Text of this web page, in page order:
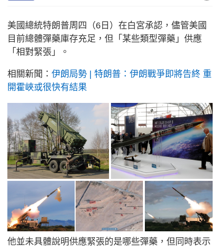
美國總統特朗普周四（6日）在白宮承認，儘管美國
目前總體彈藥庫存充足，但「某些類型彈藥」供應
「相對緊張」。
相關新聞： 伊朗局勢 | 特朗普：伊朗戰爭即將告終 重
開霍峽或很快有結果
他並未具體說明供應緊張的是哪些彈藥，但同時表示